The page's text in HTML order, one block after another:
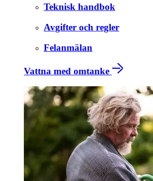
Teknisk handbok
Avgifter och regler
Felanmälan
Vattna med omtanke